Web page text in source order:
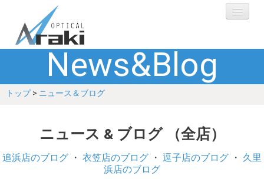
選ばれる理由
ブランド
補聴器
News&Blog
トップ> ニュース＆ブログ
ニュース & ブログ （全店）
追浜店のブログ ・ 衣笠店のブログ ・ 逗子店のブログ ・ 久里
浜店のブログ